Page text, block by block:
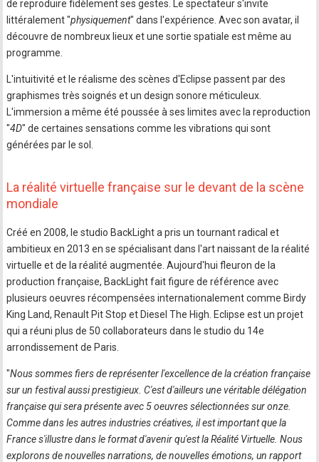
de reproduire fidèlement ses gestes. Le spectateur s'invite
littéralement "physiquement" dans l'expérience. Avec son avatar, il
découvre de nombreux lieux et une sortie spatiale est même au
programme.
L'intuitivité et le réalisme des scènes d'Eclipse passent par des
graphismes très soignés et un design sonore méticuleux.
L'immersion a même été poussée à ses limites avec la reproduction
"4D" de certaines sensations comme les vibrations qui sont
générées par le sol.
La réalité virtuelle française sur le devant de la scène
mondiale
Créé en 2008, le studio BackLight a pris un tournant radical et
ambitieux en 2013 en se spécialisant dans l'art naissant de la réalité
virtuelle et de la réalité augmentée. Aujourd'hui fleuron de la
production française, BackLight fait figure de référence avec
plusieurs oeuvres récompensées internationalement comme Birdy
King Land, Renault Pit Stop et Diesel The High. Eclipse est un projet
qui a réuni plus de 50 collaborateurs dans le studio du 14e
arrondissement de Paris.
"Nous sommes fiers de représenter l'excellence de la création française
sur un festival aussi prestigieux. C'est d'ailleurs une véritable délégation
française qui sera présente avec 5 oeuvres sélectionnées sur onze.
Comme dans les autres industries créatives, il est important que la
France s'illustre dans le format d'avenir qu'est la Réalité Virtuelle. Nous
explorons de nouvelles narrations, de nouvelles émotions, un rapport